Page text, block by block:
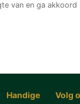
van en ga akkoord
Handige
Volg